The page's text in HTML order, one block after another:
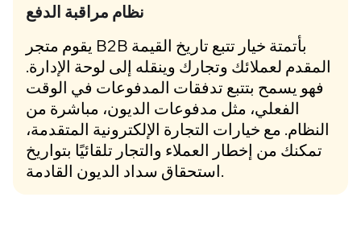
نظام مراقبة الدفع
يقوم متجر B2B بأتمتة خيار تتبع تاريخ القيمة
المقدم لعملائك وتجارك وينقله إلى لوحة الإدارة.
فهو يسمح بتتبع تدفقات المدفوعات في الوقت
الفعلي، مثل مدفوعات الديون، مباشرة من
النظام. مع خيارات التجارة الإلكترونية المتقدمة،
تمكنك من إخطار العملاء والتجار تلقائيًا بتواريخ
استحقاق سداد الديون القادمة.